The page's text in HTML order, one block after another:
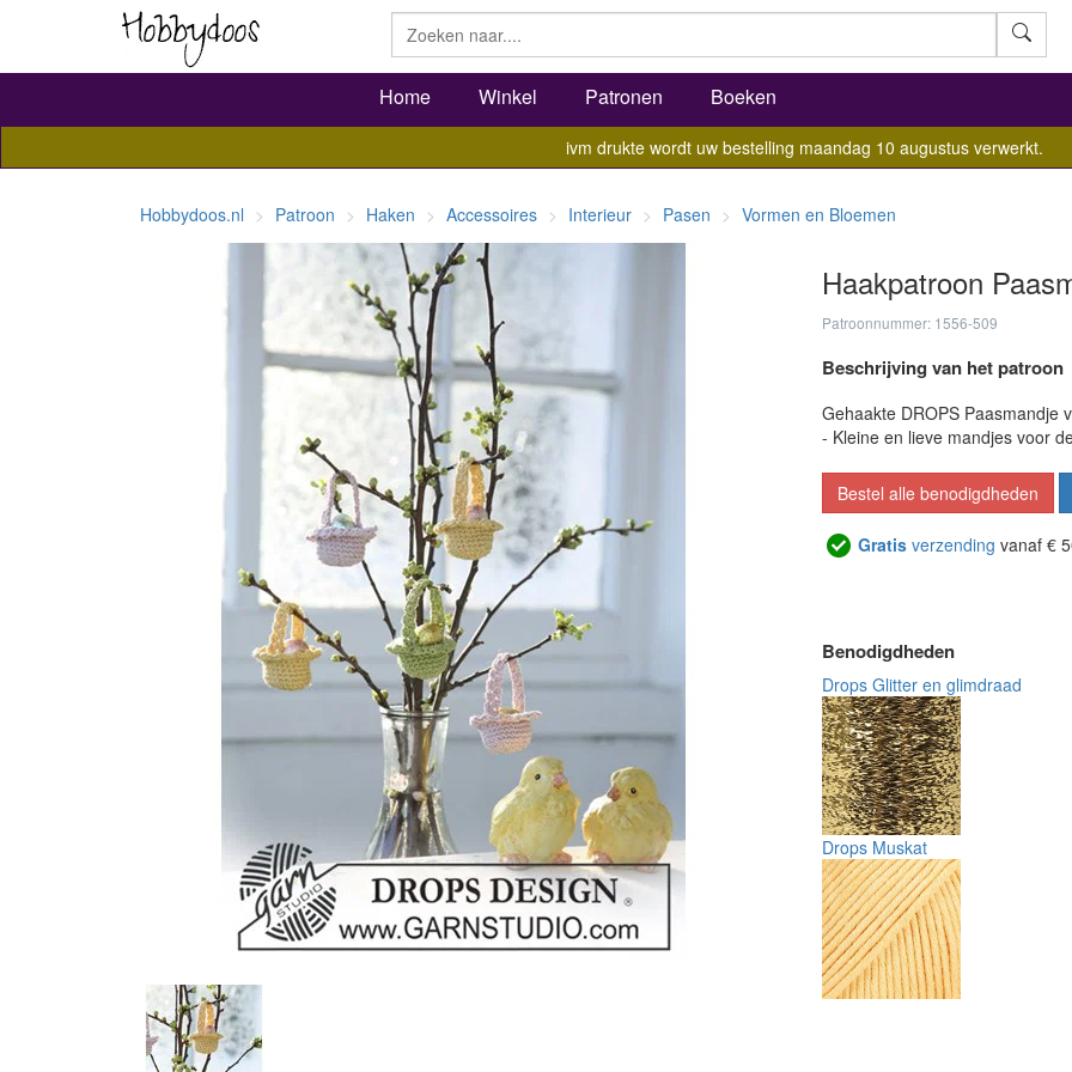
Home Winkel Patronen Boeken
ivm drukte wordt uw bestelling maandag 10 augustus verwerkt.
Hobbydoos.nl Patroon Haken Accessoires Interieur Pasen Vormen en Bloemen
Haakpatroon
Patroonnummer: 1556-509
Beschrijving van het patroon
Gehaakte DROPS Paasmandje
- Kleine en lieve mandjes voor
Bestel alle benodigdheden
Gratis verzending vanaf €
Benodigdheden
Drops Glitter en glimdraad
Drops Muskat